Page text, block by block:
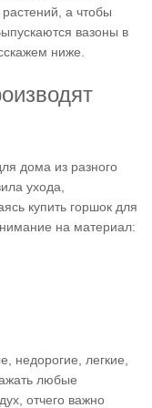
а чтобы
вазоны в
ниже.
дома из разного
ухода,
купить горшок для
на материал:
недорогие, легкие,
любые
отчего важно